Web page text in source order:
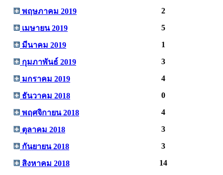
พฤษภาคม 2019 2
เมษายน 2019 5
มีนาคม 2019 1
กุมภาพันธ์ 2019 3
มกราคม 2019 4
ธันวาคม 2018 0
พฤศจิกายน 2018 4
ตุลาคม 2018 3
กันยายน 2018 3
สิงหาคม 2018 14